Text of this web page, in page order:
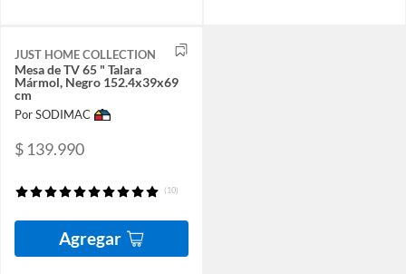
JUST HOME COLLECTION
Mesa de TV 65 " Talara
Mármol, Negro 152.4x39x69
cm
Por SODIMAC
$ 139.990
(10)
Agregar